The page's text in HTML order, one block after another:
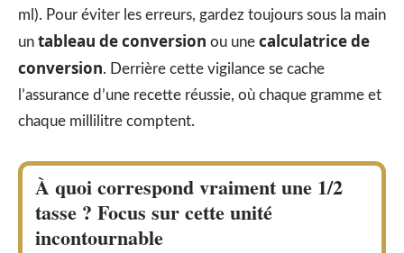
ml). Pour éviter les erreurs, gardez toujours sous la main
un tableau de conversion ou une calculatrice de
conversion. Derrière cette vigilance se cache
l’assurance d’une recette réussie, où chaque gramme et
chaque millilitre comptent.
À quoi correspond vraiment une 1/2
tasse ? Focus sur cette unité
incontournable